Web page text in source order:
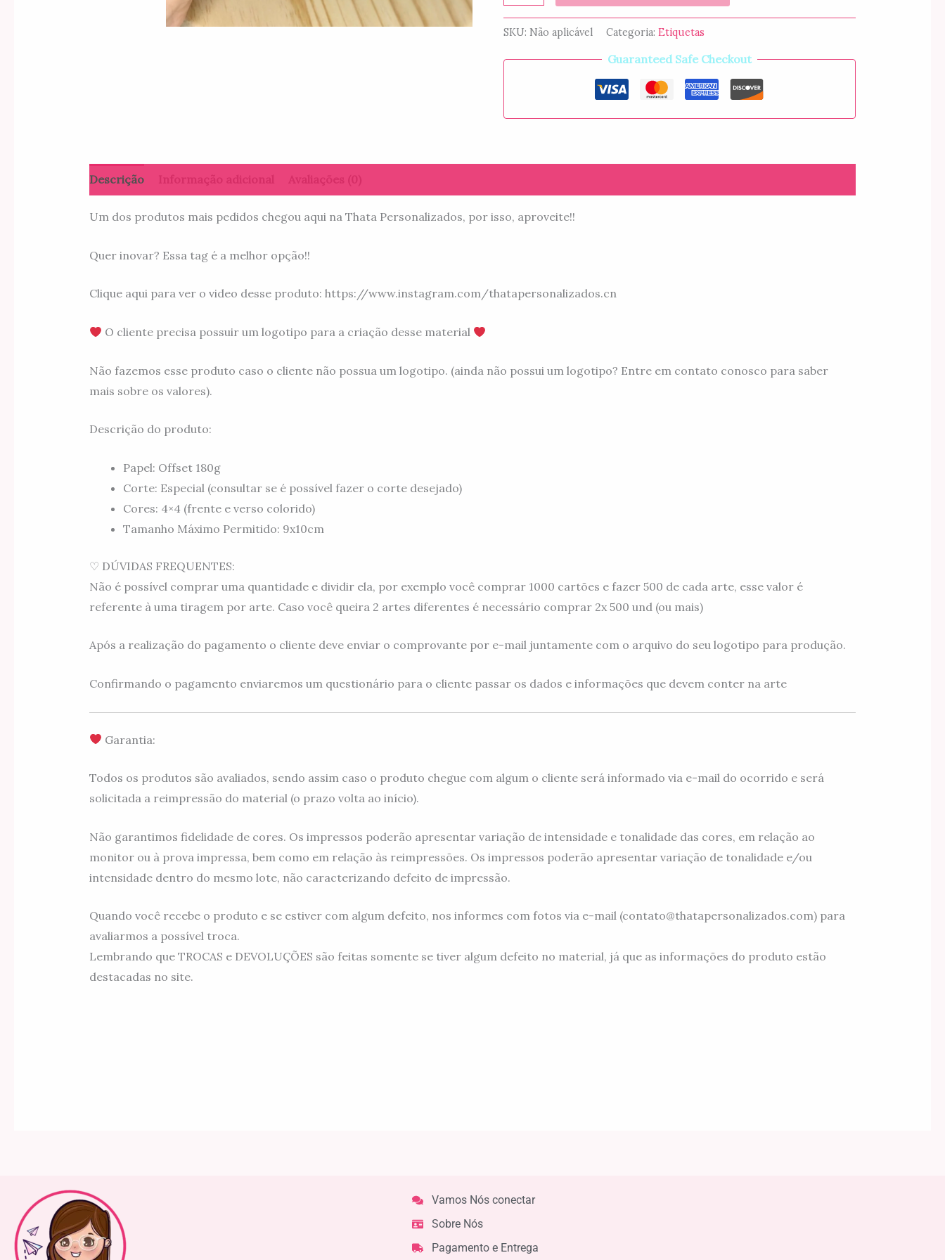
SKU: Não aplicável Categoria: Etiquetas
Guaranteed Safe Checkout
Descrição
Um dos produtos mais pedidos chegou aqui na Thata Personalizados, por isso, aproveite!!
Quer inovar? Essa tag é a melhor opção!!
Clique aqui para ver o video desse produto: https://www.instagram.com/thatapersonalizados.cn
O cliente precisa possuir um logotipo para a criação desse material
Não fazemos esse produto caso o cliente não possua um logotipo. (ainda não possui um logotipo? Entre em contato conosco para saber
mais sobre os valores).
Descrição do produto:
Papel: Offset 180g
Corte: Especial (consultar se é possível fazer o corte desejado)
Cores: 4×4 (frente e verso colorido)
Tamanho Máximo Permitido: 9x10cm
♡ DÚVIDAS FREQUENTES:
Não é possível comprar uma quantidade e dividir ela, por exemplo você comprar 1000 cartões e fazer 500 de cada arte, esse valor é
referente à uma tiragem por arte. Caso você queira 2 artes diferentes é necessário comprar 2x 500 und (ou mais)
Após a realização do pagamento o cliente deve enviar o comprovante por e-mail juntamente com o arquivo do seu logotipo para produção.
Confirmando o pagamento enviaremos um questionário para o cliente passar os dados e informações que devem conter na arte
Garantia:
Todos os produtos são avaliados, sendo assim caso o produto chegue com algum o cliente será informado via e-mail do ocorrido e será
solicitada a reimpressão do material (o prazo volta ao início).
Não garantimos fidelidade de cores. Os impressos poderão apresentar variação de intensidade e tonalidade das cores, em relação ao
monitor ou à prova impressa, bem como em relação às reimpressões. Os impressos poderão apresentar variação de tonalidade e/ou
intensidade dentro do mesmo lote, não caracterizando defeito de impressão.
Quando você recebe o produto e se estiver com algum defeito, nos informes com fotos via e-mail (contato@thatapersonalizados.com) para
avaliarmos a possível troca.
Lembrando que TROCAS e DEVOLUÇÕES são feitas somente se tiver algum defeito no material, já que as informações do produto estão
destacadas no site.
Vamos Nós conectar
Sobre Nós
Pagamento e Entrega